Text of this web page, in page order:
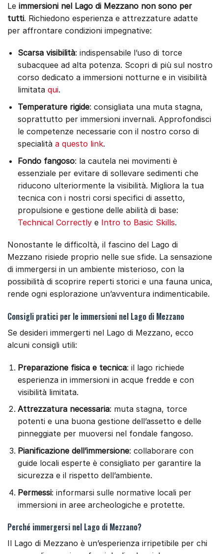
Le immersioni nel Lago di Mezzano non sono per
tutti. Richiedono esperienza e attrezzature adatte
per affrontare condizioni impegnative:
Scarsa visibilità: indispensabile l’uso di torce
subacquee ad alta potenza. Scopri di più sul nostro
corso dedicato a immersioni notturne e in visibilità
limitata qui.
Temperature rigide: consigliata una muta stagna,
soprattutto per immersioni invernali. Approfondisci
le competenze necessarie con il nostro corso di
specialità a questo link.
Fondo fangoso: la cautela nei movimenti è
essenziale per evitare di sollevare sedimenti che
riducono ulteriormente la visibilità. Migliora la tua
tecnica con i nostri corsi specifici di assetto,
propulsione e gestione delle abilità di base:
Technical Correctlye Intro to Basic Skills.
Nonostante le difficoltà, il fascino del Lago di
Mezzano risiede proprio nelle sue sfide. La sensazione
di immergersi in un ambiente misterioso, con la
possibilità di scoprire reperti storici e una fauna unica,
rende ogni esplorazione un’avventura indimenticabile.
Consigli pratici per le immersioni nel Lago di Mezzano
Se desideri immergerti nel Lago di Mezzano, ecco
alcuni consigli utili:
Preparazione fisica e tecnica: il lago richiede
esperienza in immersioni in acque fredde e con
visibilità limitata.
Attrezzatura necessaria: muta stagna, torce
potenti e una buona gestione dell’assetto e delle
pinneggiate per muoversi nel fondale fangoso.
Pianificazione dell’immersione: collaborare con
guide locali esperte è consigliato per garantire la
sicurezza e il rispetto dell’ambiente.
Permessi: informarsi sulle normative locali per
immersioni in aree archeologiche e protette.
Perché immergersi nel Lago di Mezzano?
Il Lago di Mezzano è un’esperienza irripetibile per chi